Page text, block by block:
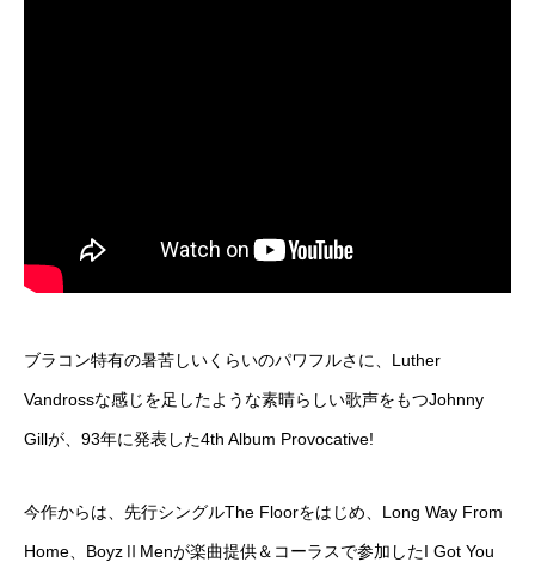
ブラコン特有の暑苦しいくらいのパワフルさに、Luther
Vandrossな感じを足したような素晴らしい歌声をもつJohnny
Gillが、93年に発表した4th Album Provocative!
今作からは、先行シングルThe Floorをはじめ、Long Way From
Home、BoyzⅡMenが楽曲提供＆コーラスで参加したI Got You